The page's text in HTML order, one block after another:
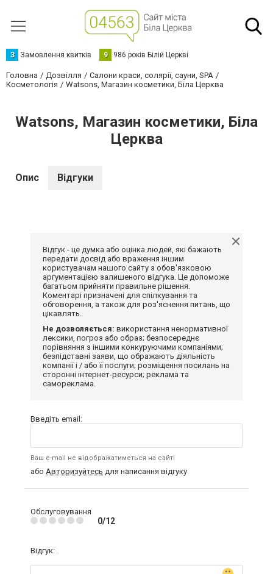
З Замовлення квитків 9 986 років Білій Церкві
Головна Дозвілля
Салони краси, солярії, сауни, SPA
Косметологія
Watsons, Магазин косметики, Біла Церква
Watsons, Магазин косметики, Біла
Церква
Опис Відгуки
Відгук - це думка або оцінка людей, які бажають
передати досвід або враження іншим
користувачам нашого сайту з обов'язковою
аргументацією залишеного відгука. Це допоможе
багатьом прийняти правильне рішення.
Коментарі призначені для спілкування та
обговорення, а також для роз'яснення питань, що
цікавлять.
Не дозволяється: використання ненормативної
лексики, погроз або образ; безпосереднє
порівняння з іншими конкуруючими компаніями;
безпідставні заяви, що ображають діяльність
компанії і / або її послуги; розміщення посилань на
сторонні інтернет-ресурси; реклама та
самореклама.
Введіть email:
Ваш e-mail не відображатиметься на сайті
або Авторизуйтесь для написання відгуку
Обслуговування
0/12
Відгук: